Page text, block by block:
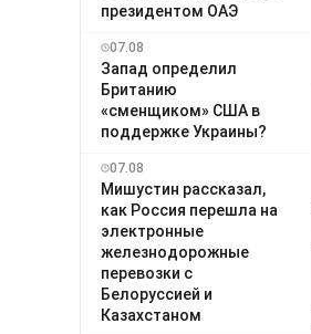
президентом ОАЭ
07.08
Запад определил
Британию
«сменщиком» США в
поддержке Украины?
07.08
Мишустин рассказал,
как Россия перешла на
электронные
железнодорожные
перевозки с
Белоруссией и
Казахстаном